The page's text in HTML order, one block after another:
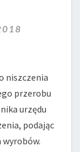
niszczenia
przerobu
urzędu
podając